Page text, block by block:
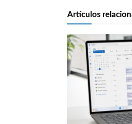
Artículos